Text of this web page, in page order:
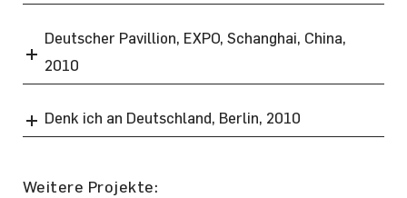
Deutscher Pavillion, EXPO, Schanghai, China,
2010
Denk ich an Deutschland, Berlin, 2010
Weitere Projekte: